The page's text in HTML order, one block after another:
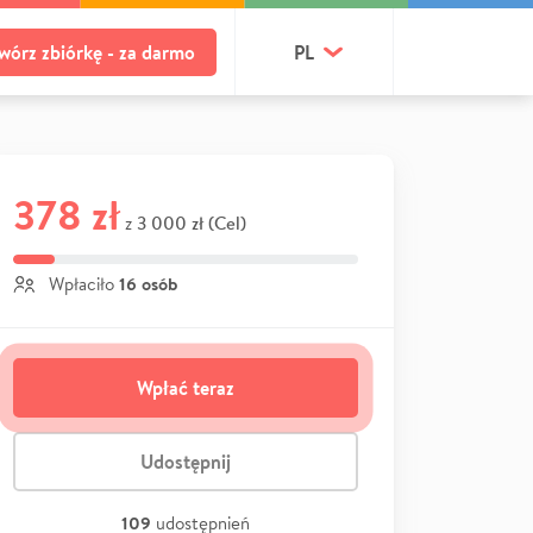
zbiórkę - za darmo PL
378 zł z 3 000 zł (Cel)
Wpłaciło 16 osób
Wpłać teraz
Udostępnij
109 udostępnień